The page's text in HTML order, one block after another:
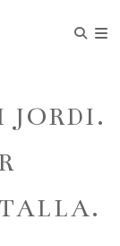
JORDI.